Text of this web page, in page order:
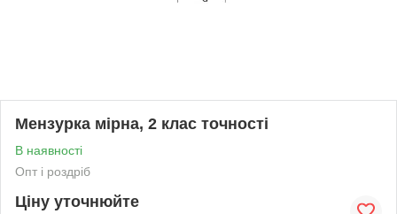
Мензурка мірна, 2 клас точності
В наявності
Опт і роздріб
Ціну уточнюйте